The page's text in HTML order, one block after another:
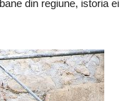
din regiune, istoria ei